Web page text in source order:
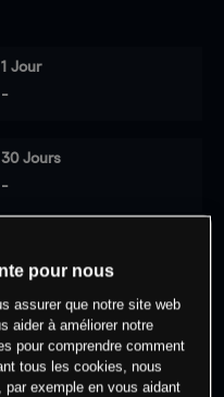
1 Jour
-
30 Jours
-
position à
trader
pour nous
assurer que notre site web
aider à améliorer notre
pour comprendre comment
tous les cookies, nous
par exemple en vous aidant